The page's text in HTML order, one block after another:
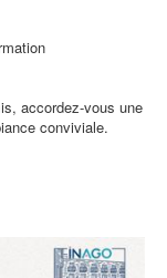
accordez-vous une
conviviale.